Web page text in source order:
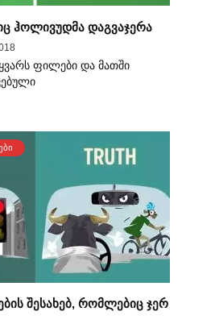
ჰოლივუდმა დაგვაჯერა
ფილები და მათში
შესახებ, რომლებიც ჯერ